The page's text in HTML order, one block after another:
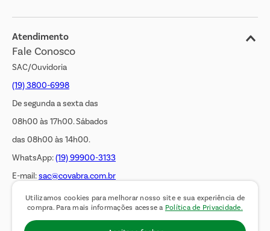
Utilizamos cookies para melhorar nosso site e sua experiência de
compra. Para mais informações acesse a Política de Privacidade.
Jornal de Ofertas
Transparência Salarial
Atendimento
Fale Conosco
SAC/Ouvidoria
(19) 3800-6998
De segunda a sexta das
08h00 às 17h00. Sábados
das 08h00 às 14h00.
WhatsApp:(19) 99900-3133
E-mail:sac@covabra.com.br